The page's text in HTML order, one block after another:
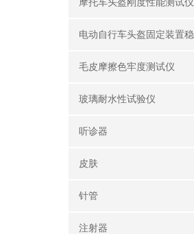
摩托车头盔刚度性能测试仪
毛皮摩擦色牢度测试仪
玻璃耐水性试验仪
听诊器
皮肤
针管
注射器